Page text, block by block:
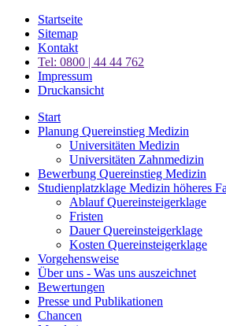
Startseite
Sitemap
Kontakt
Tel: 0800 | 44 44 762
Impressum
Druckansicht
Start
Planung Quereinstieg Medizin
Universitäten Medizin
Universitäten Zahnmedizin
Bewerbung Quereinstieg Medizin
Studienplatzklage Medizin höheres
Ablauf Quereinsteigerklage
Fristen
Dauer Quereinsteigerklage
Kosten Quereinsteigerklage
Vorgehensweise
Über uns - Was uns auszeichnet
Bewertungen
Presse und Publikationen
Chancen